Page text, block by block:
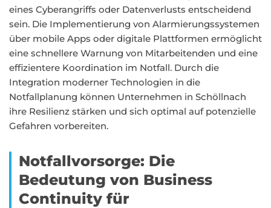
eines Cyberangriffs oder Datenverlusts entscheidend
sein. Die Implementierung von Alarmierungssystemen
über mobile Apps oder digitale Plattformen ermöglicht
eine schnellere Warnung von Mitarbeitenden und eine
effizientere Koordination im Notfall. Durch die
Integration moderner Technologien in die
Notfallplanung können Unternehmen in Schöllnach
ihre Resilienz stärken und sich optimal auf potenzielle
Gefahren vorbereiten.
Notfallvorsorge: Die
Bedeutung von Business
Continuity für